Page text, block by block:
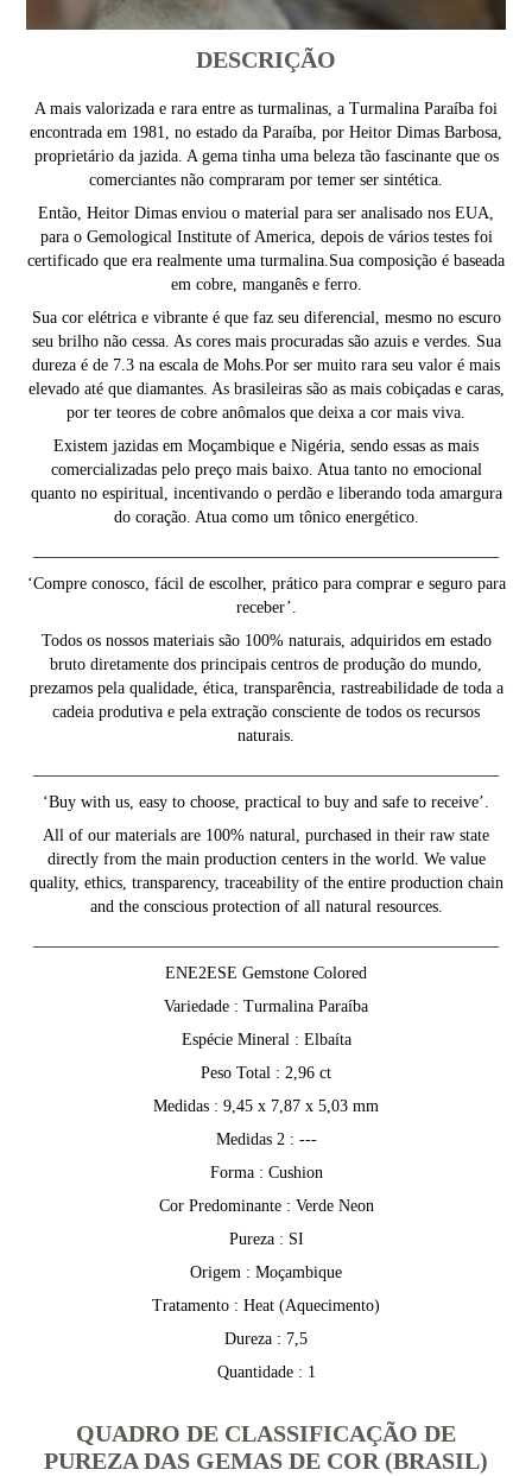
DESCRIÇÃO
A mais valorizada e rara entre as turmalinas, a Turmalina Paraíba foi
encontrada em 1981, no estado da Paraíba, por Heitor Dimas Barbosa,
proprietário da jazida. A gema tinha uma beleza tão fascinante que os
comerciantes não compraram por temer ser sintética.
Então, Heitor Dimas enviou o material para ser analisado nos EUA,
para o Gemological Institute of America, depois de vários testes foi
certificado que era realmente uma turmalina.Sua composição é baseada
em cobre, manganês e ferro.
Sua cor elétrica e vibrante é que faz seu diferencial, mesmo no escuro
seu brilho não cessa. As cores mais procuradas são azuis e verdes. Sua
dureza é de 7.3 na escala de Mohs.Por ser muito rara seu valor é mais
elevado até que diamantes. As brasileiras são as mais cobiçadas e caras,
por ter teores de cobre anômalos que deixa a cor mais viva.
Existem jazidas em Moçambique e Nigéria, sendo essas as mais
comercializadas pelo preço mais baixo. Atua tanto no emocional
quanto no espiritual, incentivando o perdão e liberando toda amargura
do coração. Atua como um tônico energético.
‘Compre conosco, fácil de escolher, prático para comprar e seguro para
receber’.
Todos os nossos materiais são 100% naturais, adquiridos em estado
bruto diretamente dos principais centros de produção do mundo,
prezamos pela qualidade, ética, transparência, rastreabilidade de toda a
cadeia produtiva e pela extração consciente de todos os recursos
naturais.
‘Buy with us, easy to choose, practical to buy and safe to receive’.
All of our materials are 100% natural, purchased in their raw state
directly from the main production centers in the world. We value
quality, ethics, transparency, traceability of the entire production chain
and the conscious protection of all natural resources.
ENE2ESE Gemstone Colored
Variedade : Turmalina Paraíba
Espécie Mineral : Elbaíta
Peso Total : 2,96 ct
Medidas : 9,45 x 7,87 x 5,03 mm
Medidas 2 : ---
Forma : Cushion
Cor Predominante : Verde Neon
Pureza : SI
Origem : Moçambique
Tratamento : Heat (Aquecimento)
Dureza : 7,5
Quantidade : 1
QUADRO DE CLASSIFICAÇÃO DE
PUREZA DAS GEMAS DE COR (BRASIL)